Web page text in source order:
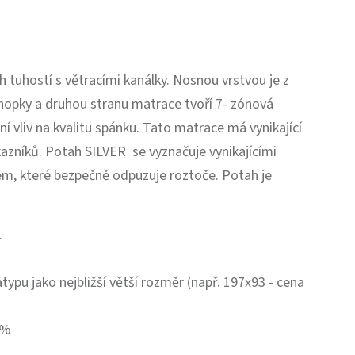
s větracími kanálky. Nosnou vrstvou je z
a druhou stranu matrace tvoří 7- zónová
vliv na kvalitu spánku. Tato matrace má vynikající
Potah SILVER se vyznačuje vynikajícími
které bezpečně odpuzuje roztoče. Potah je
jako nejbližší větší rozměr (např. 197x93 - cena